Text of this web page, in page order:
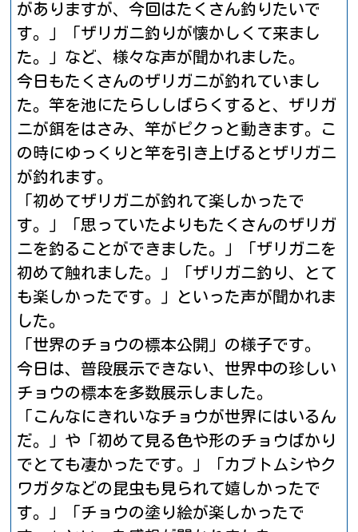
がありますが、今回はたくさん釣りたいで
す。」「ザリガニ釣りが懐かしくて来まし
た。」など、様々な声が聞かれました。
今日もたくさんのザリガニが釣れていまし
た。竿を池にたらししばらくすると、ザリガ
ニが餌をはさみ、竿がピクっと動きます。こ
の時にゆっくりと竿を引き上げるとザリガニ
が釣れます。
「初めてザリガニが釣れて楽しかったで
す。」「思っていたよりもたくさんのザリガ
ニを釣ることができました。」「ザリガニを
初めて触れました。」「ザリガニ釣り、とて
も楽しかったです。」といった声が聞かれま
した。
「世界のチョウの標本公開」の様子です。
今日は、普段展示できない、世界中の珍しい
チョウの標本を多数展示しました。
「こんなにきれいなチョウが世界にはいるん
だ。」や「初めて見る色や形のチョウばかり
でとても凄かったです。」「カブトムシやク
ワガタなどの昆虫も見られて嬉しかったで
す。」「チョウの塗り絵が楽しかったで